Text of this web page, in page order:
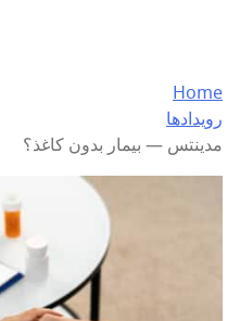
Home
رویدادها
مدینتس — بیمار بدون کاغذ؟